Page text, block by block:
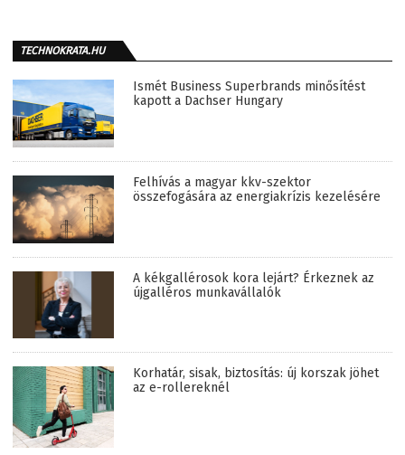
TECHNOKRATA.HU
Ismét Business Superbrands minősítést
kapott a Dachser Hungary
Felhívás a magyar kkv-szektor
összefogására az energiakrízis kezelésére
A kékgallérosok kora lejárt? Érkeznek az
újgalléros munkavállalók
Korhatár, sisak, biztosítás: új korszak jöhet
az e-rollereknél